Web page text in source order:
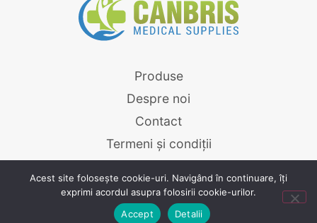
Produse
Despre noi
Contact
Termeni și condiții
Canbris.ro © 2026
Powered byGraffish
Acest site folosește cookie-uri. Navigând în continuare, îți
exprimi acordul asupra folosirii cookie-urilor.
Accept
Detalii